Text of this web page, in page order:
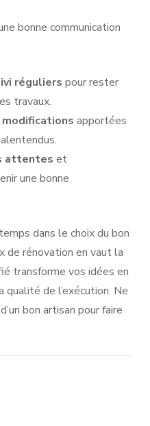
bonne communication
réguliers pour rester
travaux.
apportées
attentes et
une bonne
dans le choix du bon
de rénovation en vaut la
transforme vos idées en
de l’exécution. Ne
bon artisan pour faire